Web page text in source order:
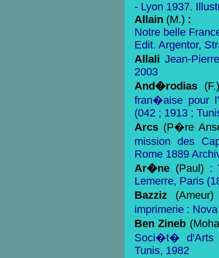
- Lyon 1937.
Allain (M.) :
Notre belle
Edit. Argentor,
Allali Jean-
2003
And�rodias
fran�aise pour
(042 ; 1913 ;
Arcs (P�re
mission des
Rome 1889
Ar�ne (Paul) :
Lemerre, Paris
Bazziz
imprimerie :
Ben Zineb
Soci�t� d'Arts
Tunis, 1982